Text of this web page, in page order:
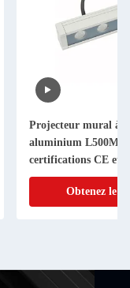
Projecteur mural à
aluminium L500MM
certifications CE et
Obtenez le